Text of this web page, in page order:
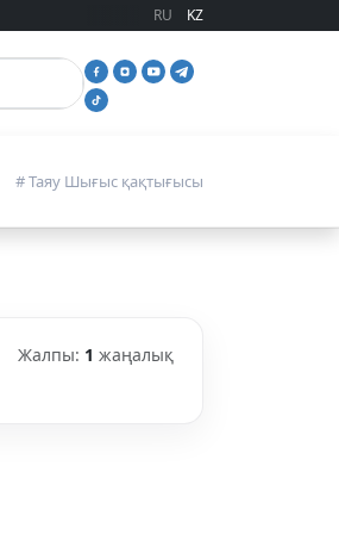
RU KZ
# Таяу Шығыс қақтығысы
Жалпы: 1 жаңалық